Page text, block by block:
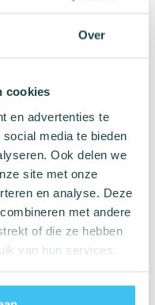
Over
cookies
en advertenties te
media te bieden
Ook delen we
site met onze
en analyse. Deze
met andere
of die ze hebben
van hun services.
8719322874009
af en controleer of
vlug worden
niet door, dit kan
eenmalig
Glad
Nee
Nee
Nee Nee
Nude Classic
(latex)— 10